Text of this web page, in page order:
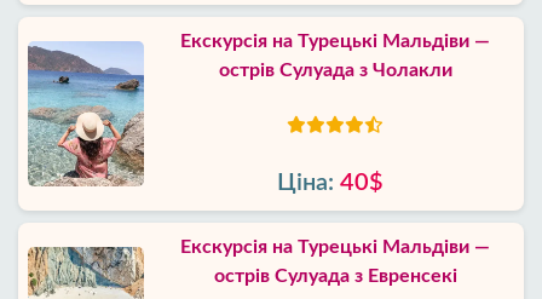
Екскурсія на Турецькі Мальдіви —
острів Сулуада з Чолакли
Ціна: 40$
Екскурсія на Турецькі Мальдіви —
острів Сулуада з Евренсекі